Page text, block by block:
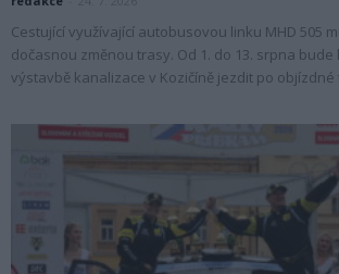
Cestující využívající autobusovou linku MHD 505
dočasnou změnou trasy. Od 1. do 13. srpna
výstavbě kanalizace v Kozičíně jezdit po objízdné